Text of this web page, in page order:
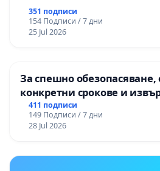
351 подписи
154 Подписи / 7 дни
25 Jul 2026
За спешно обезопасяване,
конкретни срокове и
цялостна рехабилитация на
републиканския път
„Тракия“ - гр. Ихтиман - с.
411 подписи
149 Подписи / 7 дни
28 Jul 2026